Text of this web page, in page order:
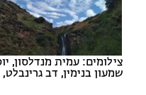
צילומים: עמית מנדלסון,
שמעון בנימין, דב